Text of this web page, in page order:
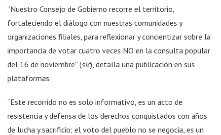
“Nuestro Consejo de Gobierno recorre el territorio,
fortaleciendo el diálogo con nuestras comunidades y
organizaciones filiales, para reflexionar y concientizar sobre la
importancia de votar cuatro veces NO en la consulta popular
del 16 de noviembre” (sic), detalla una publicación en sus
plataformas.
“Este recorrido no es solo informativo, es un acto de
resistencia y defensa de los derechos conquistados con años
de lucha y sacrificio; el voto del pueblo no se negocia, es un